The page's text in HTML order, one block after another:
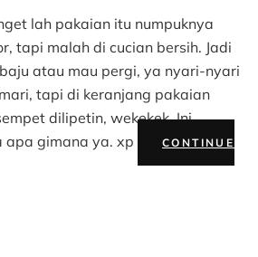
lah pakaian itu numpuknya
tapi malah di cucian bersih. Jadi
atau mau pergi, ya nyari-nyari
tapi di keranjang pakaian
dilipetin, wekekek. Ini
apa gimana ya. xp
CONTINUE